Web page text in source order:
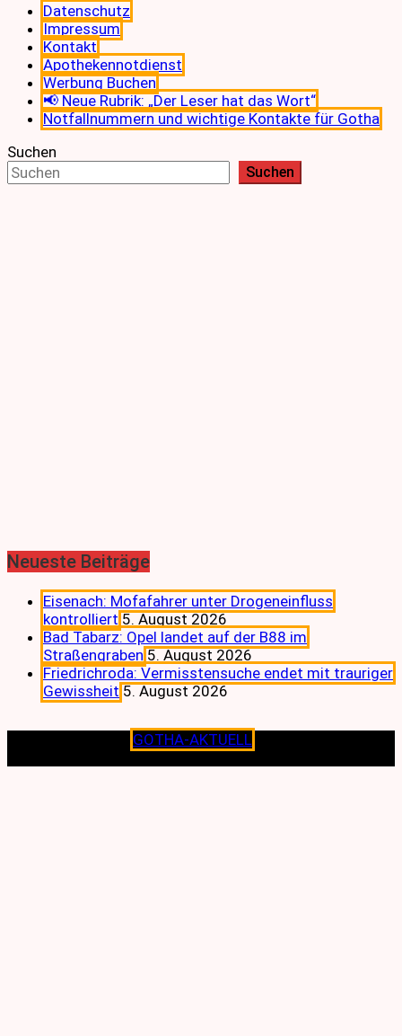
Datenschutz
Impressum
Kontakt
Apothekennotdienst
Werbung Buchen
📢 Neue Rubrik: „Der Leser hat das Wort“
Notfallnummern und wichtige Kontakte für Gotha
Suchen
Suchen
Neueste Beiträge
Eisenach: Mofafahrer unter Drogeneinfluss
kontrolliert 5. August 2026
Bad Tabarz: Opel landet auf der B88 im
Straßengraben 5. August 2026
Friedrichroda: Vermisstensuche endet mit trauriger
Gewissheit 5. August 2026
GOTHA-AKTUELL
Lokalen verpflichtet.